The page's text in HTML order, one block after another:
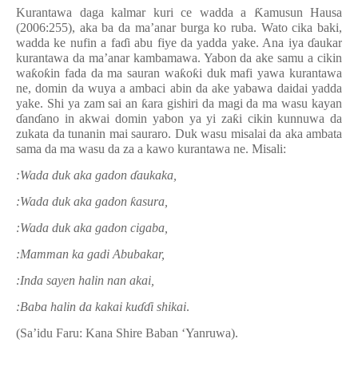
Kurantawa daga kalmar kuri ce wadda a Ƙamusun Hausa
(2006:255), aka ba da ma’anar burga ko ruba. Wato cika baki,
wadda ke nufin a faɗi abu fiye da yadda yake. Ana iyaɗaukar
kurantawa da ma’anar kambamawa. Yabon da ake samu a cikin
waƙoƙin fada da ma sauran waƙoƙi duk mafi yawa kurantawa
ne, domin da wuya a ambaci abin da ake yabawa daidai yadda
yake. Shi ya zam sai an ƙara gishiri da magi da ma wasu kayan
ɗanɗano in akwai domin yabon ya yi zaƙi cikin kunnuwa da
zukata da tunanin mai sauraro. Duk wasu misalai da aka ambata
sama da ma wasu da za a kawo kurantawa ne. Misali:
:Wada duk aka gadon ɗaukaka,
:Wada duk aka gadon ƙasura,
:Wada duk aka gadon cigaba,
:Mamman ka gadi Abubakar,
:Inda sayen halin nan akai,
:Baba halin da kakai kuɗɗi shikai.
(Sa’idu Faru: Kana Shire Baban ‘Yanruwa).